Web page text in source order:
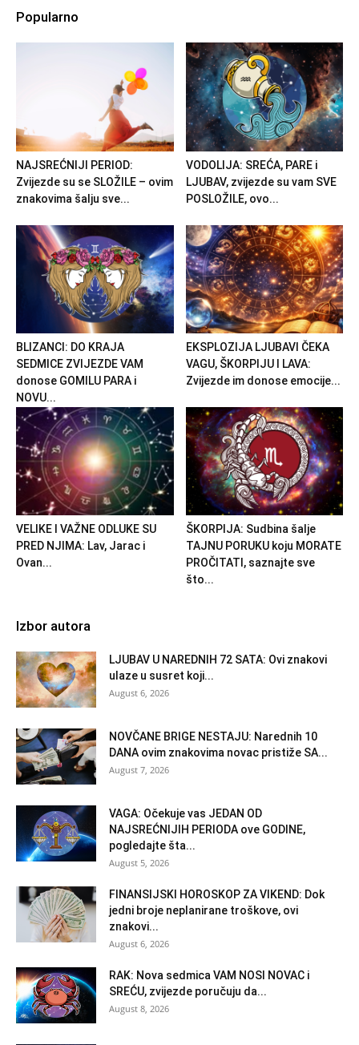
Popularno
NAJSREĆNIJI PERIOD:
Zvijezde su se SLOŽILE – ovim
znakovima šalju sve...
VODOLIJA: SREĆA, PARE i
LJUBAV, zvijezde su vam SVE
POSLOŽILE, ovo...
BLIZANCI: DO KRAJA
SEDMICE ZVIJEZDE VAM
donose GOMILU PARA i
NOVU...
EKSPLOZIJA LJUBAVI ČEKA
VAGU, ŠKORPIJU I LAVA:
Zvijezde im donose emocije...
VELIKE I VAŽNE ODLUKE SU
PRED NJIMA: Lav, Jarac i
Ovan...
ŠKORPIJA: Sudbina šalje
TAJNU PORUKU koju MORATE
PROČITATI, saznajte sve
što...
Izbor autora
LJUBAV U NAREDNIH 72 SATA: Ovi znakovi
ulaze u susret koji...
August 6, 2026
NOVČANE BRIGE NESTAJU: Narednih 10
DANA ovim znakovima novac pristiže SA...
August 7, 2026
VAGA: Očekuje vas JEDAN OD
NAJSREĆNIJIH PERIODA ove GODINE,
pogledajte šta...
August 5, 2026
FINANSIJSKI HOROSKOP ZA VIKEND: Dok
jedni broje neplanirane troškove, ovi
znakovi...
August 6, 2026
RAK: Nova sedmica VAM NOSI NOVAC i
SREĆU, zvijezde poručuju da...
August 8, 2026